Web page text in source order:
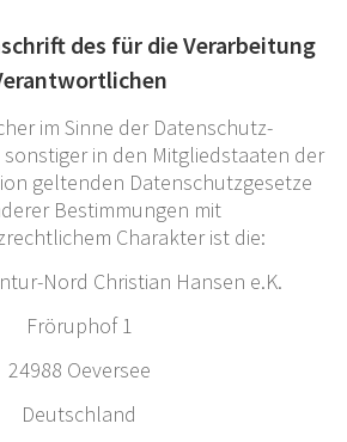
des für die Verarbeitung
im Sinne der Datenschutz-
in den Mitgliedstaaten der
geltenden Datenschutzgesetze
Bestimmungen mit
Charakter ist die:
Nord Christian Hansen e.K.
Fröruphof 1
24988 Oeversee
Deutschland